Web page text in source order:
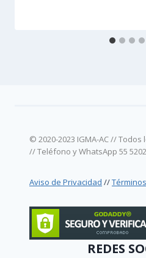
© 2020-2023 IGMA-AC //
// Teléfono y WhatsApp 55
Aviso de Privacidad //
REDES